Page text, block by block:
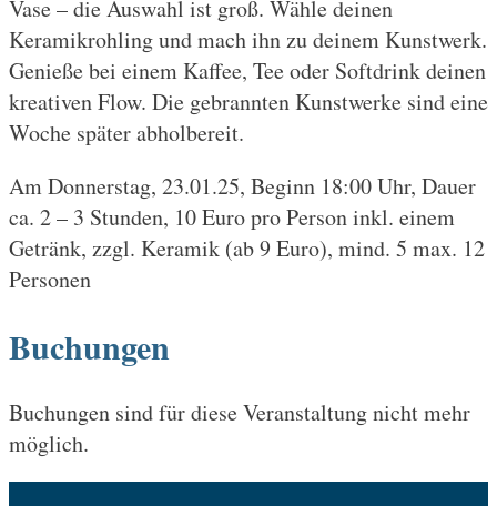
Vase – die Auswahl ist groß. Wähle deinen
Keramikrohling und mach ihn zu deinem Kunstwerk.
Genieße bei einem Kaffee, Tee oder Softdrink deinen
kreativen Flow. Die gebrannten Kunstwerke sind eine
Woche später abholbereit.
Am Donnerstag, 23.01.25, Beginn 18:00 Uhr, Dauer
ca. 2 – 3 Stunden, 10 Euro pro Person inkl. einem
Getränk, zzgl. Keramik (ab 9 Euro), mind. 5 max. 12
Personen
Buchungen
Buchungen sind für diese Veranstaltung nicht mehr
möglich.